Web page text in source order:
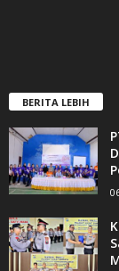
BERITA LEBIH